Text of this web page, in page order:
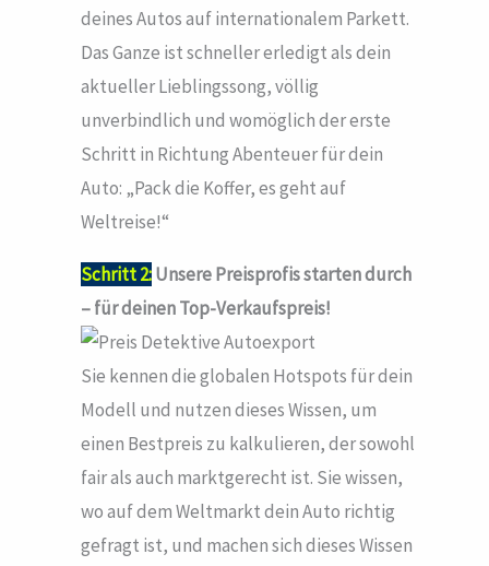
deines Autos auf internationalem Parkett.
Das Ganze ist schneller erledigt als dein
aktueller Lieblingssong, völlig
unverbindlich und womöglich der erste
Schritt in Richtung Abenteuer für dein
Auto: „Pack die Koffer, es geht auf
Weltreise!“
Schritt 2:Unsere Preisprofis starten durch
– für deinen Top-Verkaufspreis!
Sie kennen die globalen Hotspots für dein
Modell und nutzen dieses Wissen, um
einen Bestpreis zu kalkulieren, der sowohl
fair als auch marktgerecht ist. Sie wissen,
wo auf dem Weltmarkt dein Auto richtig
gefragt ist, und machen sich dieses Wissen